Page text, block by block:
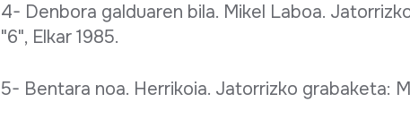
4- Denbora galduaren bila. Mikel Laboa.
"6", Elkar 1985.
5- Bentara noa. Herrikoia. Jatorrizko grabaketa: